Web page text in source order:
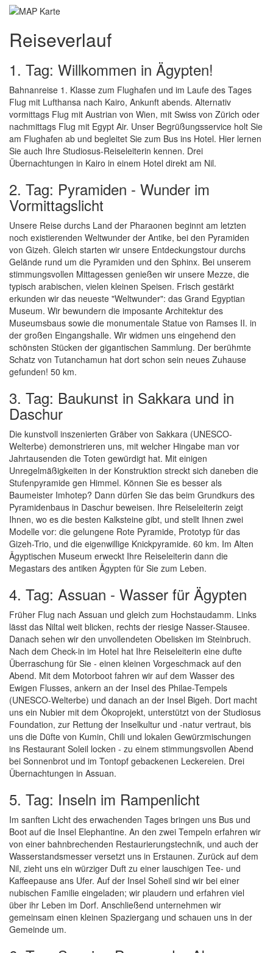
Reiseverlauf
1. Tag: Willkommen in Ägypten!
Bahnanreise 1. Klasse zum Flughafen und im Laufe des Tages
Flug mit Lufthansa nach Kairo, Ankunft abends. Alternativ
vormittags Flug mit Austrian von Wien, mit Swiss von Zürich oder
nachmittags Flug mit Egypt Air. Unser Begrüßungsservice holt Sie
am Flughafen ab und begleitet Sie zum Bus ins Hotel. Hier lernen
Sie auch Ihre Studiosus-Reiseleiterin kennen. Drei
Übernachtungen in Kairo in einem Hotel direkt am Nil.
2. Tag: Pyramiden - Wunder im
Vormittagslicht
Unsere Reise durchs Land der Pharaonen beginnt am letzten
noch existierenden Weltwunder der Antike, bei den Pyramiden
von Gizeh. Gleich starten wir unsere Entdeckungstour durchs
Gelände rund um die Pyramiden und den Sphinx. Bei unserem
stimmungsvollen Mittagessen genießen wir unsere Mezze, die
typisch arabischen, vielen kleinen Speisen. Frisch gestärkt
erkunden wir das neueste "Weltwunder": das Grand Egyptian
Museum. Wir bewundern die imposante Architektur des
Museumsbaus sowie die monumentale Statue von Ramses II. in
der großen Eingangshalle. Wir widmen uns eingehend den
schönsten Stücken der gigantischen Sammlung. Der berühmte
Schatz von Tutanchamun hat dort schon sein neues Zuhause
gefunden! 50 km.
3. Tag: Baukunst in Sakkara und in
Daschur
Die kunstvoll inszenierten Gräber von Sakkara (UNESCO-
Welterbe) demonstrieren uns, mit welcher Hingabe man vor
Jahrtausenden die Toten gewürdigt hat. Mit einigen
Unregelmäßigkeiten in der Konstruktion streckt sich daneben die
Stufenpyramide gen Himmel. Können Sie es besser als
Baumeister Imhotep? Dann dürfen Sie das beim Grundkurs des
Pyramidenbaus in Daschur beweisen. Ihre Reiseleiterin zeigt
Ihnen, wo es die besten Kalksteine gibt, und stellt Ihnen zwei
Modelle vor: die gelungene Rote Pyramide, Prototyp für das
Gizeh-Trio, und die eigenwillige Knickpyramide. 60 km. Im Alten
Ägyptischen Museum erweckt Ihre Reiseleiterin dann die
Megastars des antiken Ägypten für Sie zum Leben.
4. Tag: Assuan - Wasser für Ägypten
Früher Flug nach Assuan und gleich zum Hochstaudamm. Links
lässt das Niltal weit blicken, rechts der riesige Nasser-Stausee.
Danach sehen wir den unvollendeten Obelisken im Steinbruch.
Nach dem Check-in im Hotel hat Ihre Reiseleiterin eine dufte
Überraschung für Sie - einen kleinen Vorgeschmack auf den
Abend. Mit dem Motorboot fahren wir auf dem Wasser des
Ewigen Flusses, ankern an der Insel des Philae-Tempels
(UNESCO-Welterbe) und danach an der Insel Bigeh. Dort macht
uns ein Nubier mit dem Ökoprojekt, unterstützt von der Studiosus
Foundation, zur Rettung der Inselkultur und -natur vertraut, bis
uns die Düfte von Kumin, Chili und lokalen Gewürzmischungen
ins Restaurant Soleil locken - zu einem stimmungsvollen Abend
bei Sonnenbrot und im Tontopf gebackenen Leckereien. Drei
Übernachtungen in Assuan.
5. Tag: Inseln im Rampenlicht
Im sanften Licht des erwachenden Tages bringen uns Bus und
Boot auf die Insel Elephantine. An den zwei Tempeln erfahren wir
von einer bahnbrechenden Restaurierungstechnik, und auch der
Wasserstandsmesser versetzt uns in Erstaunen. Zurück auf dem
Nil, zieht uns ein würziger Duft zu einer lauschigen Tee- und
Kaffeepause ans Ufer. Auf der Insel Soheil sind wir bei einer
nubischen Familie eingeladen; wir plaudern und erfahren viel
über ihr Leben im Dorf. Anschließend unternehmen wir
gemeinsam einen kleinen Spaziergang und schauen uns in der
Gemeinde um.